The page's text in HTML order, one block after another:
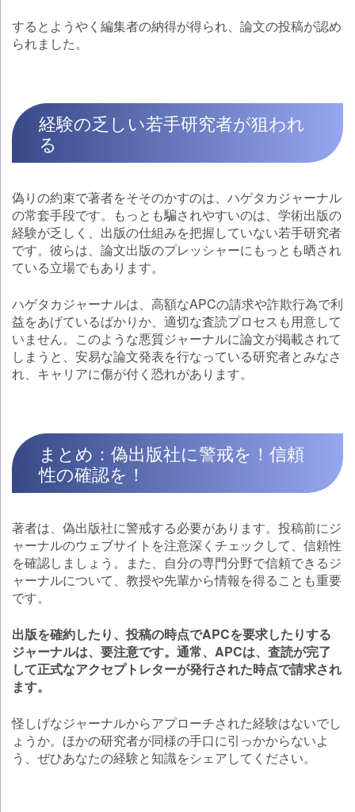
するとようやく編集者の納得が得られ、論文の投稿が認め
られました。
経験の乏しい若手研究者が狙われ
る
偽りの約束で著者をそそのかすのは、ハゲタカジャーナル
の常套手段です。もっとも騙されやすいのは、学術出版の
経験が乏しく、出版の仕組みを把握していない若手研究者
です。彼らは、論文出版のプレッシャーにもっとも晒され
ている立場でもあります。
ハゲタカジャーナルは、高額なAPCの請求や詐欺行為で利
益をあげているばかりか、適切な査読プロセスも用意して
いません。このような悪質ジャーナルに論文が掲載されて
しまうと、安易な論文発表を行なっている研究者とみなさ
れ、キャリアに傷が付く恐れがあります。
まとめ：偽出版社に警戒を！信頼
性の確認を！
著者は、偽出版社に警戒する必要があります。投稿前にジ
ャーナルのウェブサイトを注意深くチェックして、信頼性
を確認しましょう。また、自分の専門分野で信頼できるジ
ャーナルについて、教授や先輩から情報を得ることも重要
です。
出版を確約したり、投稿の時点でAPCを要求したりする
ジャーナルは、要注意です。通常、APCは、査読が完了
して正式なアクセプトレターが発行された時点で請求され
ます。
怪しげなジャーナルからアプローチされた経験はないでし
ょうか。ほかの研究者が同様の手口に引っかからないよ
う、ぜひあなたの経験と知識をシェアしてください。